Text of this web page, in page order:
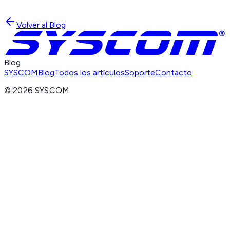
Volver al Blog
Blog
SYSCOMBlogTodos los artículosSoporteContacto
©2026 SYSCOM